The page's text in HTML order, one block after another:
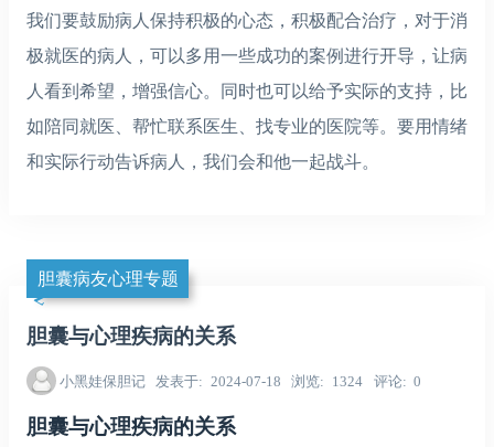
我们要鼓励病人保持积极的心态，积极配合治疗，对于消
极就医的病人，可以多用一些成功的案例进行开导，让病
人看到希望，增强信心。同时也可以给予实际的支持，比
如陪同就医、帮忙联系医生、找专业的医院等。要用情绪
和实际行动告诉病人，我们会和他一起战斗。
胆囊病友心理专题
胆囊与心理疾病的关系
小黑娃保胆记 发表于 2024-07-18 浏览 1324 评论 0
胆囊与心理疾病的关系